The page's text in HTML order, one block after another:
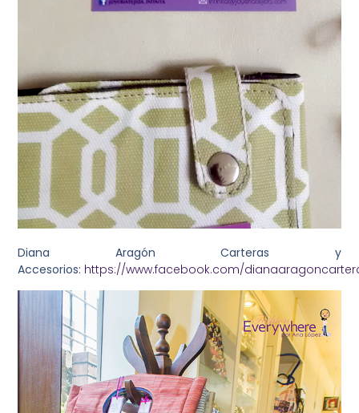
Diana Aragón Carteras y
Accesorios: https://www.facebook.com/